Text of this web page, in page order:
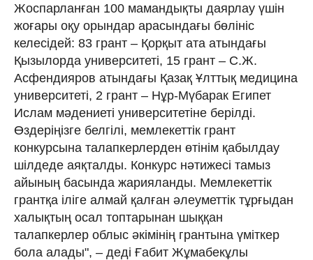
Жоспарланған 100 мамандықты даярлау үшін
жоғары оқу орындар арасындағы бөлініс
келесідей: 83 грант – Қорқыт ата атындағы
Қызылорда университеті, 15 грант – С.Ж.
Асфендияров атындағы Қазақ Ұлттық медицина
университеті, 2 грант – Нұр-Мүбарак Египет
Ислам мәдениеті университетіне берілді.
Өздеріңізге белгілі, мемлекеттік грант
конкурсына талапкерлерден өтінім қабылдау
шілдеде аяқталды. Конкурс нәтижесі тамыз
айының басында жарияланды. Мемлекеттік
грантқа іліге алмай қалған әлеуметтік тұрғыдан
халықтың осал топтарынан шыққан
талапкерлер облыс әкімінің грантына үміткер
бола алады", – деді Ғабит Жұмабекұлы